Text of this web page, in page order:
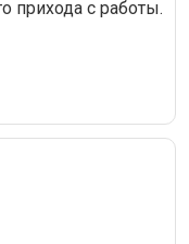
прихода с работы.